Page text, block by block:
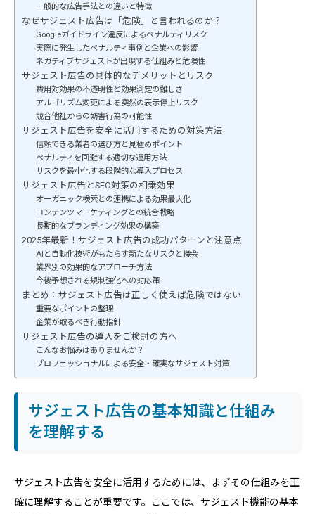
一般的な広告手法との違いと特徴
なぜサジェスト広告は「危険」と言われるのか？
Googleガイドライン違反によるペナルティリスク
実際に発生したペナルティ事例と企業への影響
ネガティブサジェストが出現する仕組みと危険性
サジェスト広告の具体的なデメリットとリスク
費用対効果の不透明性と効果測定の難しさ
アルゴリズム変更による突然の表示停止リスク
競合他社からの妨害行為の可能性
サジェスト広告を安全に活用するための対策方法
信頼できる業者の選び方と見極めポイント
ペナルティを回避する適切な運用方法
リスクを最小化する段階的な導入プロセス
サジェスト広告とSEO対策の相乗効果
オーガニック検索との連携による効果最大化
コンテンツマーケティングとの統合戦略
長期的なブランディング効果の構築
2025年最新！サジェスト広告の成功パターンと注意点
AIと自動化技術がもたらす新たなリスクと機会
業界別の効果的なアプローチ方法
今後予想される規制強化への対応策
まとめ：サジェスト広告は正しく使えば危険ではない
重要なポイントの整理
企業が取るべき行動指針
サジェスト広告の導入をご検討の方へ
こんなお悩みはありませんか？
プロフェッショナルによる安全・確実なサジェスト対策
サジェスト広告の基本知識と仕組み
を理解する
サジェスト広告を安全に活用するためには、まずその仕組みを正
確に理解することが重要です。ここでは、サジェスト機能の基本